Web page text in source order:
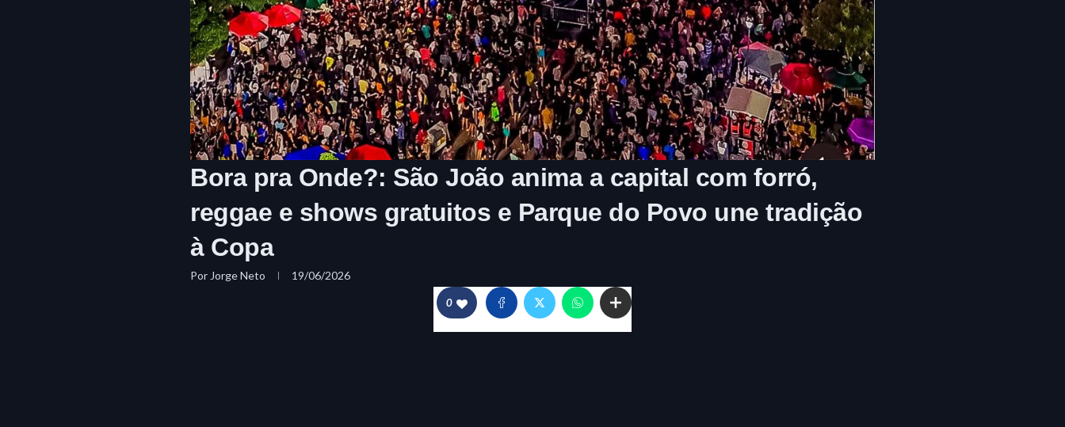
Bora pra Onde?: São João anima a capital com forró,
reggae e shows gratuitos e Parque do Povo une tradição
à Copa
Por Jorge Neto 19/06/2026
0